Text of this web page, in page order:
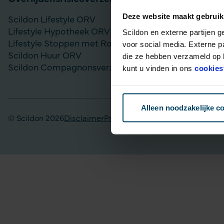
Deze website maakt
Scildon en externe partijen
voor social media. Externe
die ze hebben verzameld
kunt u vinden in ons
Alleen noodzakelijke
Scildon Lifestyle ORV
Lifestyle Hypotheek ORV
Lifestyle Stoppen met Roken ORV
Scildon Huur ORV
Scildon Compagnonsverzekering
Vergelijk
Gouden
Lijfrente
Particulier
Scildon
© Scildon 2026Disclaimer Privacy statement